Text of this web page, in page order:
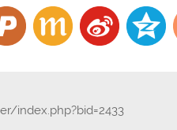
index.php?bid=2433